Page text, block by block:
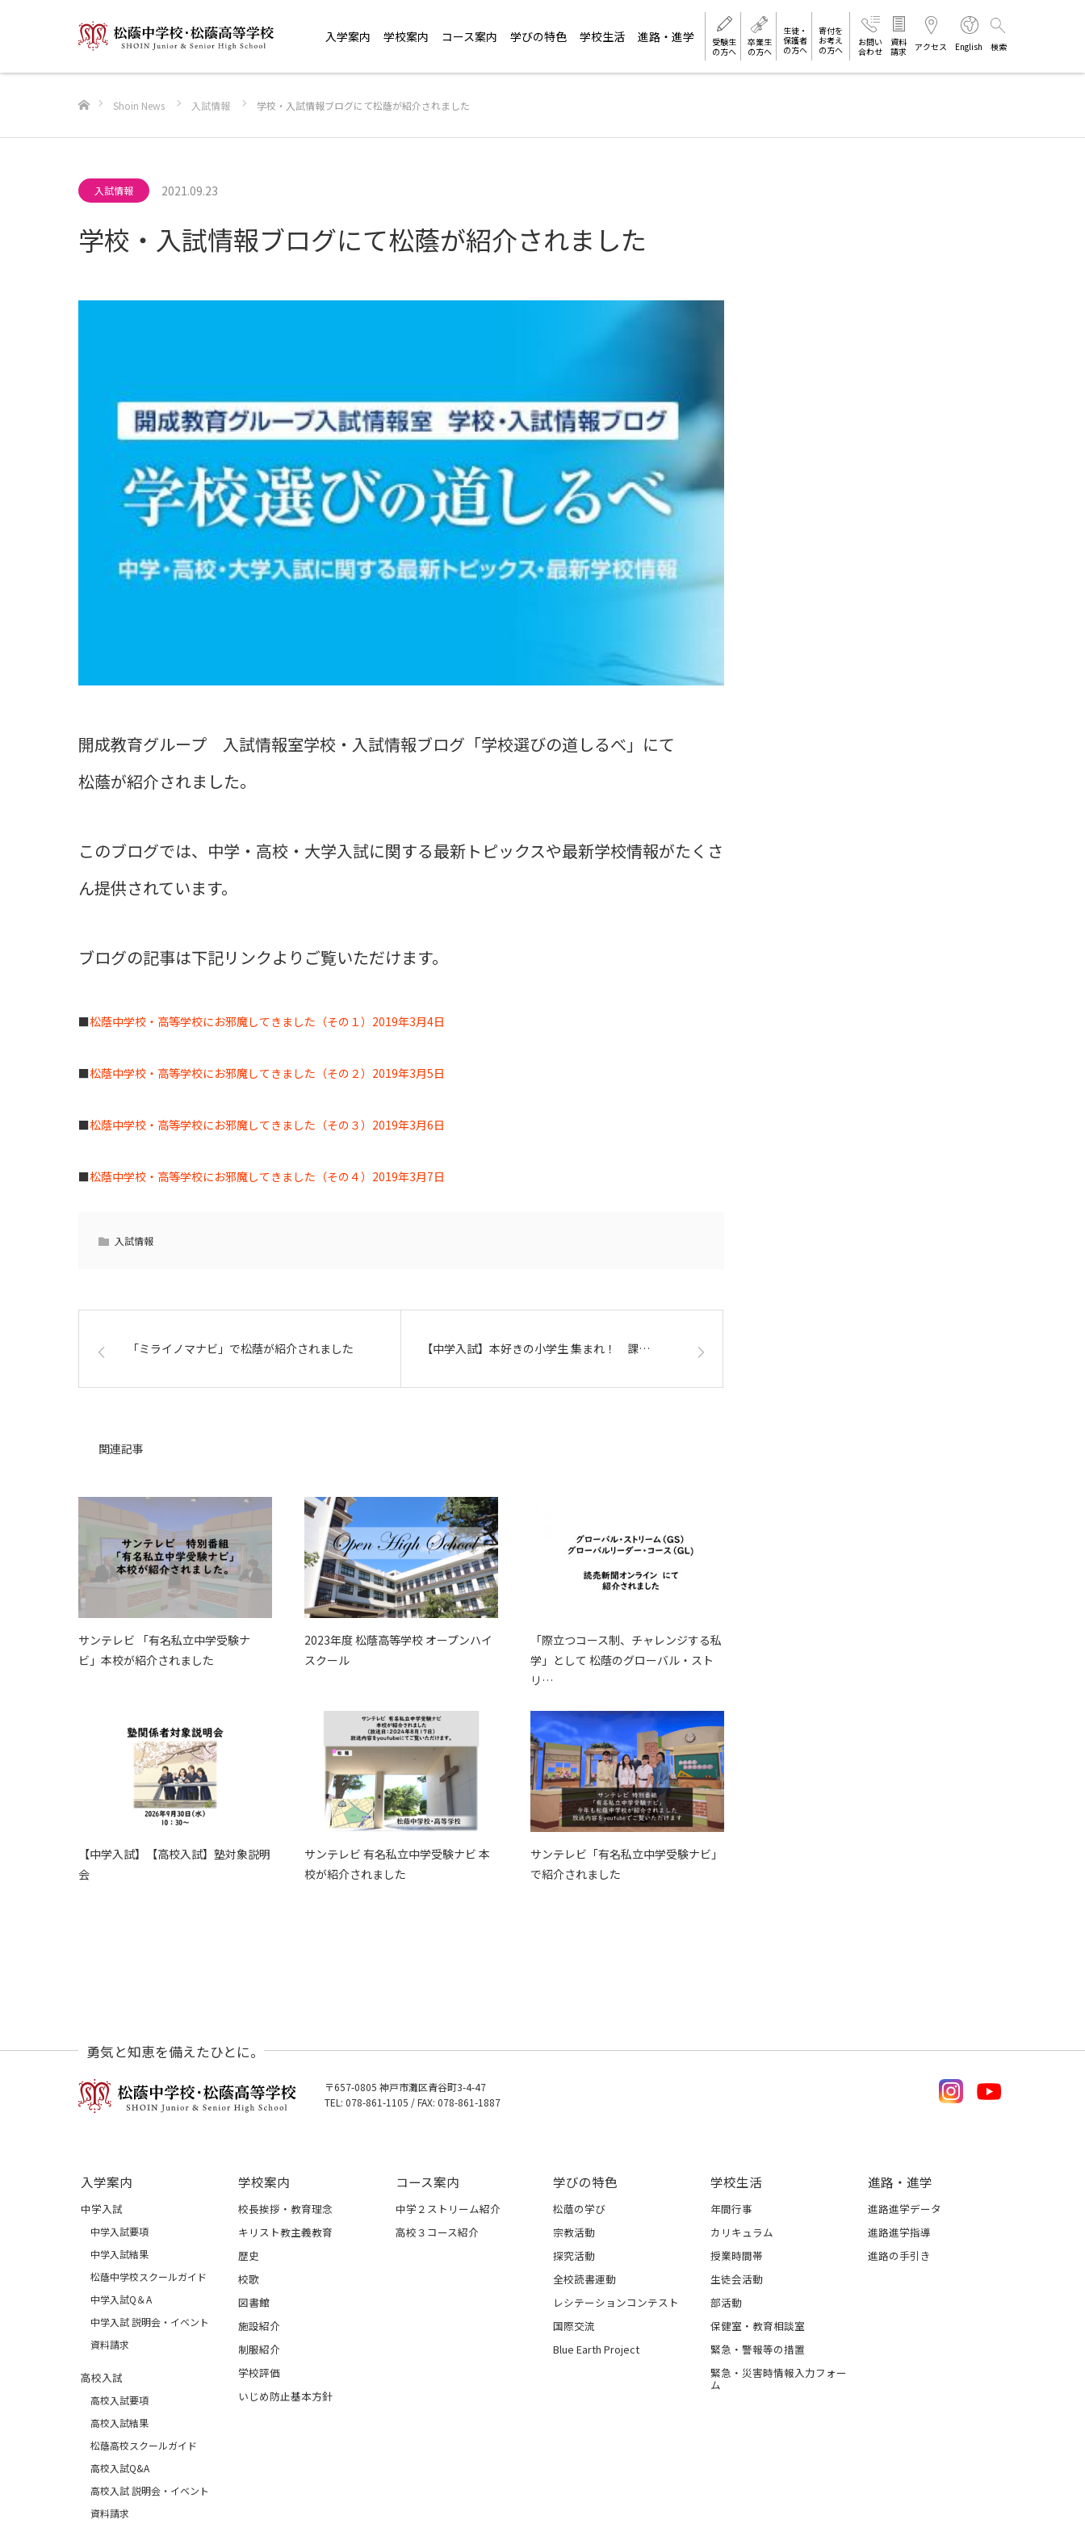
入学案内 学校案内 コース案内 学びの特色 学校生活 進路・進学
受験生
の方へ
卒業生
の方へ
生徒・
保護者
の方へ
寄付を
お考え
の方へ
お問い
合わせ
資料
請求
アクセス English 検索
ホーム
Shoin News
入試情報 学校・入試情報ブログにて松蔭が紹介されました
入試情報 2021.09.23
学校・入試情報ブログにて松蔭が紹介されました
開成教育グループ 入試情報室学校・入試情報ブログ「学校選びの道しるべ」にて
松蔭が紹介されました。
このブログでは、中学・高校・大学入試に関する最新トピックスや最新学校情報がたくさ
ん提供されています。
ブログの記事は下記リンクよりご覧いただけます。
■松蔭中学校・高等学校にお邪魔してきました（その１）2019年3月4日
■松蔭中学校・高等学校にお邪魔してきました（その２）2019年3月5日
■松蔭中学校・高等学校にお邪魔してきました（その３）2019年3月6日
■松蔭中学校・高等学校にお邪魔してきました（その４）2019年3月7日
入試情報
「ミライノマナビ」で松蔭が紹介されました 【中学入試】本好きの小学生 集まれ！ 課…
関連記事
サンテレビ 「有名私立中学受験ナ
ビ」本校が紹介されました
2023年度 松蔭高等学校 オープンハイ
スクール
「際立つコース制、チャレンジする私
学」として 松蔭のグローバル・スト
リ…
【中学入試】【高校入試】塾対象説明
会
サンテレビ 有名私立中学受験ナビ 本
校が紹介されました
サンテレビ「有名私立中学受験ナビ」
で紹介されました
勇気と知恵を備えたひとに。
〒657-0805 神戸市灘区青谷町3-4-47
TEL: 078-861-1105 / FAX: 078-861-1887
入学案内
中学入試
中学入試要項
中学入試結果
松蔭中学校スクールガイド
中学入試Q＆A
中学入試 説明会・イベント
資料請求
高校入試
高校入試要項
高校入試結果
松蔭高校スクールガイド
高校入試Q&A
高校入試 説明会・イベント
資料請求
学校案内
校長挨拶・教育理念
キリスト教主義教育
歴史
校歌
図書館
施設紹介
制服紹介
学校評価
いじめ防止基本方針
コース案内
中学２ストリーム紹介
高校３コース紹介
学びの特色
松蔭の学び
宗教活動
探究活動
全校読書運動
レシテーションコンテスト
国際交流
Blue Earth Project
学校生活
年間行事
カリキュラム
授業時間帯
生徒会活動
部活動
保健室・教育相談室
緊急・警報等の措置
緊急・災害時情報入力フォー
ム
進路・進学
進路進学データ
進路進学指導
進路の手引き